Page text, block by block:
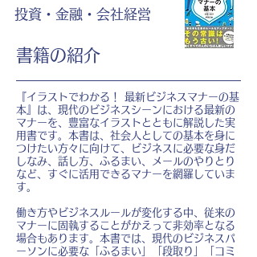
投資・金融・会社経営
書籍の紹介
『イラストでわかる！ 最新ビジネスマナーの基
本』は、現代のビジネスシーンにおける最新の
マナーを、豊富なイラストとともに解説した実
用書です。本書は、社会人としての基本を身に
つけたい方々に向けて、ビジネスに必要な身だ
しなみ、話し方、ふるまい、メールのやりとり
など、すぐに活用できるマナーを網羅していま
す。
働き方やビジネスルールが変化する中、従来の
マナーに固執することがかえって非効率となる
場合もあります。本書では、現代のビジネスパ
ーソンに必要な「ふるまい」「段取り」「コミ